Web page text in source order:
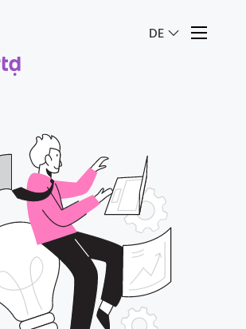
Sprache
DE